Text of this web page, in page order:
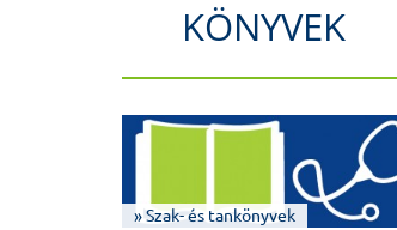
KÖNYVEK
» Szak- és tankönyvek